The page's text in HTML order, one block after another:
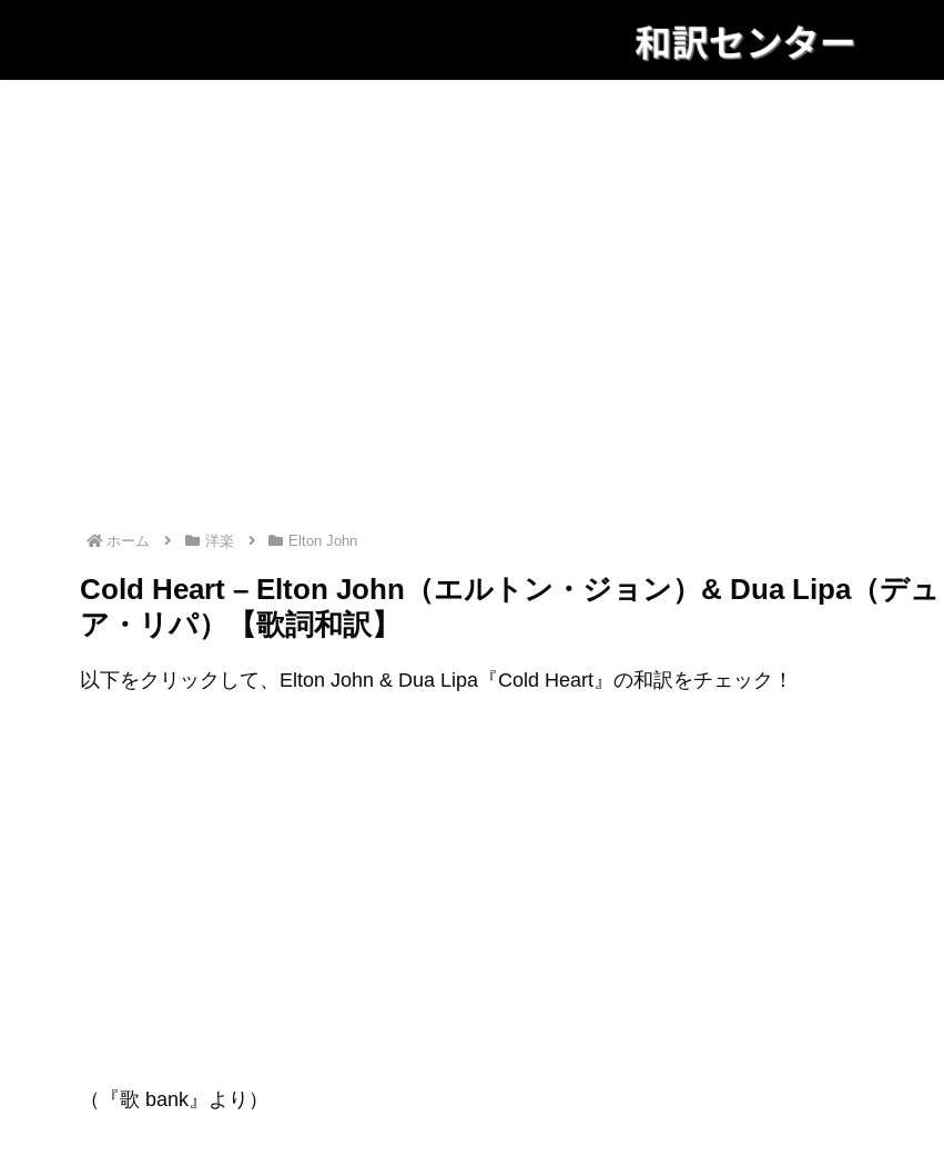
ホーム 洋楽 Elton John
Cold Heart – Elton John（エルトン・ジョン）& Dua Lipa（デュ
ア・リパ）【歌詞和訳】
以下をクリックして、Elton John & Dua Lipa『Cold Heart』の和訳をチェック！
（『歌 bank』より）